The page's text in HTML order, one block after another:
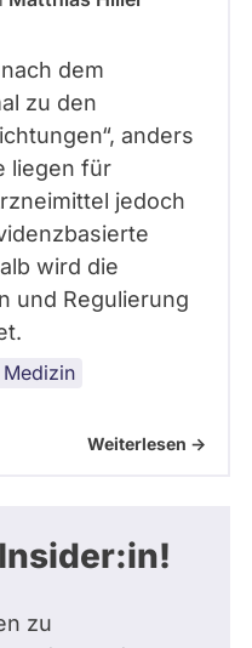
dem
zu den
anders
liegen für
jedoch
wird die
und Regulierung
Weiterlesen ->
zu